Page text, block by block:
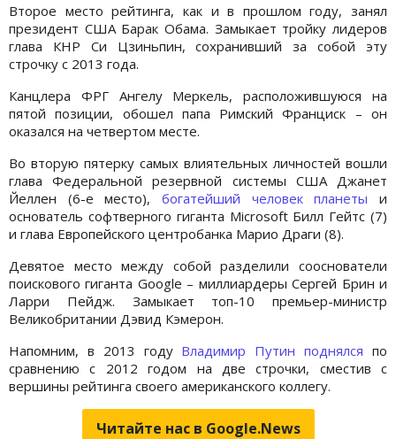
Второе место рейтинга, как и в прошлом году, занял
президент США Барак Обама. Замыкает тройку лидеров
глава КНР Си Цзиньпин, сохранивший за собой эту
строчку с 2013 года.
Канцлера ФРГ Ангелу Меркель, расположившуюся на
пятой позиции, обошел папа Римский Франциск – он
оказался на четвертом месте.
Во вторую пятерку самых влиятельных личностей вошли
глава Федеральной резервной системы США Джанет
Йеллен (6-е место), богатейший человек планеты и
основатель софтверного гиганта Microsoft Билл Гейтс (7)
и глава Европейского центробанка Марио Драги (8).
Девятое место между собой разделили сооснователи
поискового гиганта Google – миллиардеры Сергей Брин и
Ларри Пейдж. Замыкает топ-10 премьер-министр
Великобритании Дэвид Кэмерон.
Напомним, в 2013 году Владимир Путин поднялся по
сравнению с 2012 годом на две строчки, сместив с
вершины рейтинга своего американского коллегу.
Читайте нас в Google.News